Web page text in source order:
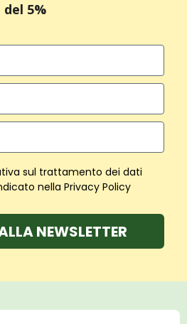
5%
sul trattamento dei dati
nella Privacy Policy
NEWSLETTER